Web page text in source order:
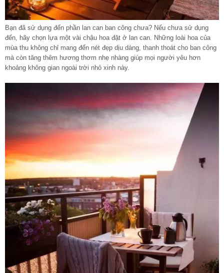
Bạn đã sử dụng đến phần lan can ban công chưa? Nếu chưa sử dụng
đến, hãy chọn lựa một vài chậu hoa đặt ở lan can. Những loài hoa của
mùa thu không chỉ mang đến nét đẹp dịu dàng, thanh thoát cho ban công
mà còn tăng thêm hương thơm nhẹ nhàng giúp mọi người yêu hơn
khoảng không gian ngoài trời nhỏ xinh này.